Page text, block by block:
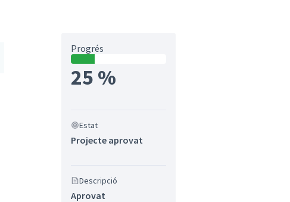
Progrés
25 %
Estat
Projecte aprovat
Descripció
Aprovat